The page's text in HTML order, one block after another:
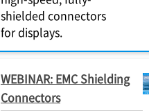
shielded connectors
for displays.
WEBINAR: EMC Shielding
Connectors